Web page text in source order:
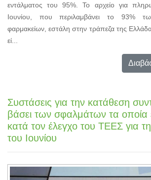
εντάλματος του 95%. Το αρχείο για
Ιουνίου, που περιλαμβάνει το 93%
φαρμακείων, εστάλη στην τράπεζα της
εί...
Συστάσεις για την κατάθεση
βάσει των σφαλμάτων τα οποία
κατά τον έλεγχο του ΤΕΕΣ για
του Ιουνίου